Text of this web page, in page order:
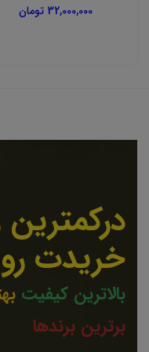
32,000,000 تومان
خریدت رو
بالاترین کیفیت
برترین برندها